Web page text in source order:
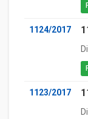
1124/2017
1123/2017